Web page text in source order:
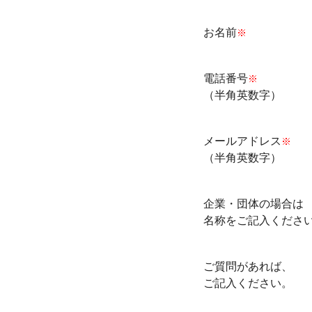
お名前※
電話番号※
（半角英数字）
メールアドレス ※
（半角英数字）
企業・団体の場合は
名称をご記入くださ
ご質問があれば、
ご記入ください。